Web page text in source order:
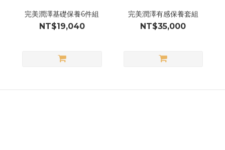
完美潤澤基礎保養6件組
NT$19,040
完美潤澤有感保養套組
NT$35,000